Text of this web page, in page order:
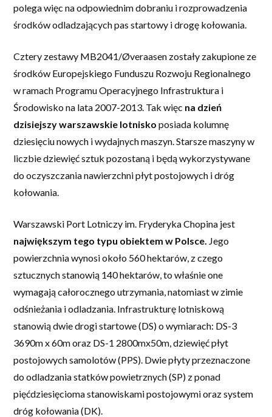
polega więc na odpowiednim dobraniu i rozprowadzenia
środków odladzających pas startowy i drogę kołowania.
Cztery zestawy MB2041/Øveraasen zostały zakupione ze
środków Europejskiego Funduszu Rozwoju Regionalnego
w ramach Programu Operacyjnego Infrastruktura i
Środowisko na lata 2007-2013. Tak więc na dzień
dzisiejszy warszawskie lotnisko posiada kolumnę
dziesięciu nowych i wydajnych maszyn. Starsze maszyny w
liczbie dziewięć sztuk pozostaną i będą wykorzystywane
do oczyszczania nawierzchni płyt postojowych i dróg
kołowania.
Warszawski Port Lotniczy im. Fryderyka Chopina jest
największym tego typu obiektem w Polsce. Jego
powierzchnia wynosi około 560 hektarów, z czego
sztucznych stanowią 140 hektarów, to właśnie one
wymagają całorocznego utrzymania, natomiast w zimie
odśnieżania i odladzania. Infrastrukturę lotniskową
stanowią dwie drogi startowe (DS) o wymiarach: DS-3
3690m x 60m oraz DS-1 2800mx50m, dziewięć płyt
postojowych samolotów (PPS). Dwie płyty przeznaczone
do odladzania statków powietrznych (SP) z ponad
pięćdziesięcioma stanowiskami postojowymi oraz system
dróg kołowania (DK).